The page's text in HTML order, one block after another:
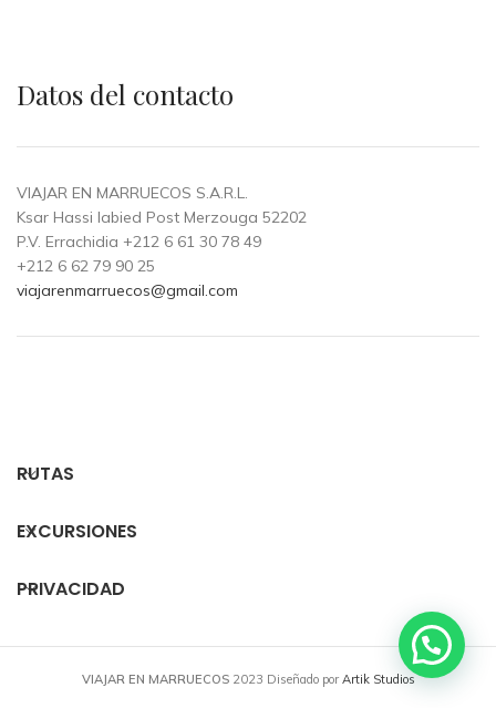
Datos del contacto
VIAJAR EN MARRUECOS S.A.R.L.
Ksar Hassi labied Post Merzouga 52202
P.V. Errachidia +212 6 61 30 78 49
+212 6 62 79 90 25
viajarenmarruecos@gmail.com
RUTAS
EXCURSIONES
PRIVACIDAD
VIAJAR EN MARRUECOS 2023 Diseñado por Artik Studios